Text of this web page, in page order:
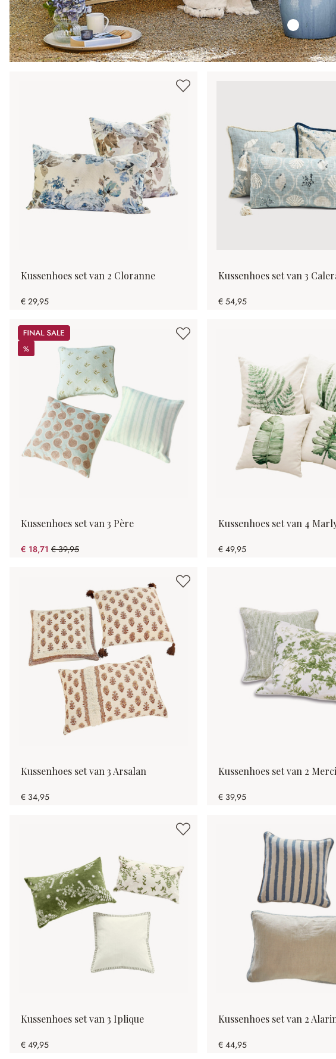
Kussenhoes set van 2 Cloranne
€ 29,95
Kussenhoes set van 3
€ 54,95
Sale
%
%
Kussenhoes set van 3 Père
€ 18,71 € 39,95
(53.17% gespart)
Kussenhoes set van 4
€ 49,95
Kussenhoes set van 3 Arsalan
€ 34,95
Kussenhoes set van 2
€ 39,95
Kussenhoes set van 3 Iplique
€ 49,95
Kussenhoes set van 2
€ 44,95